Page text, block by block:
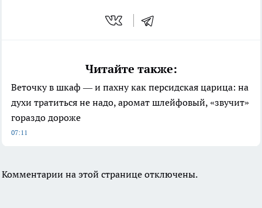
Читайте также:
Веточку в шкаф — и пахну как персидская царица: на
духи тратиться не надо, аромат шлейфовый, «звучит»
гораздо дороже
07:11
Комментарии на этой странице отключены.